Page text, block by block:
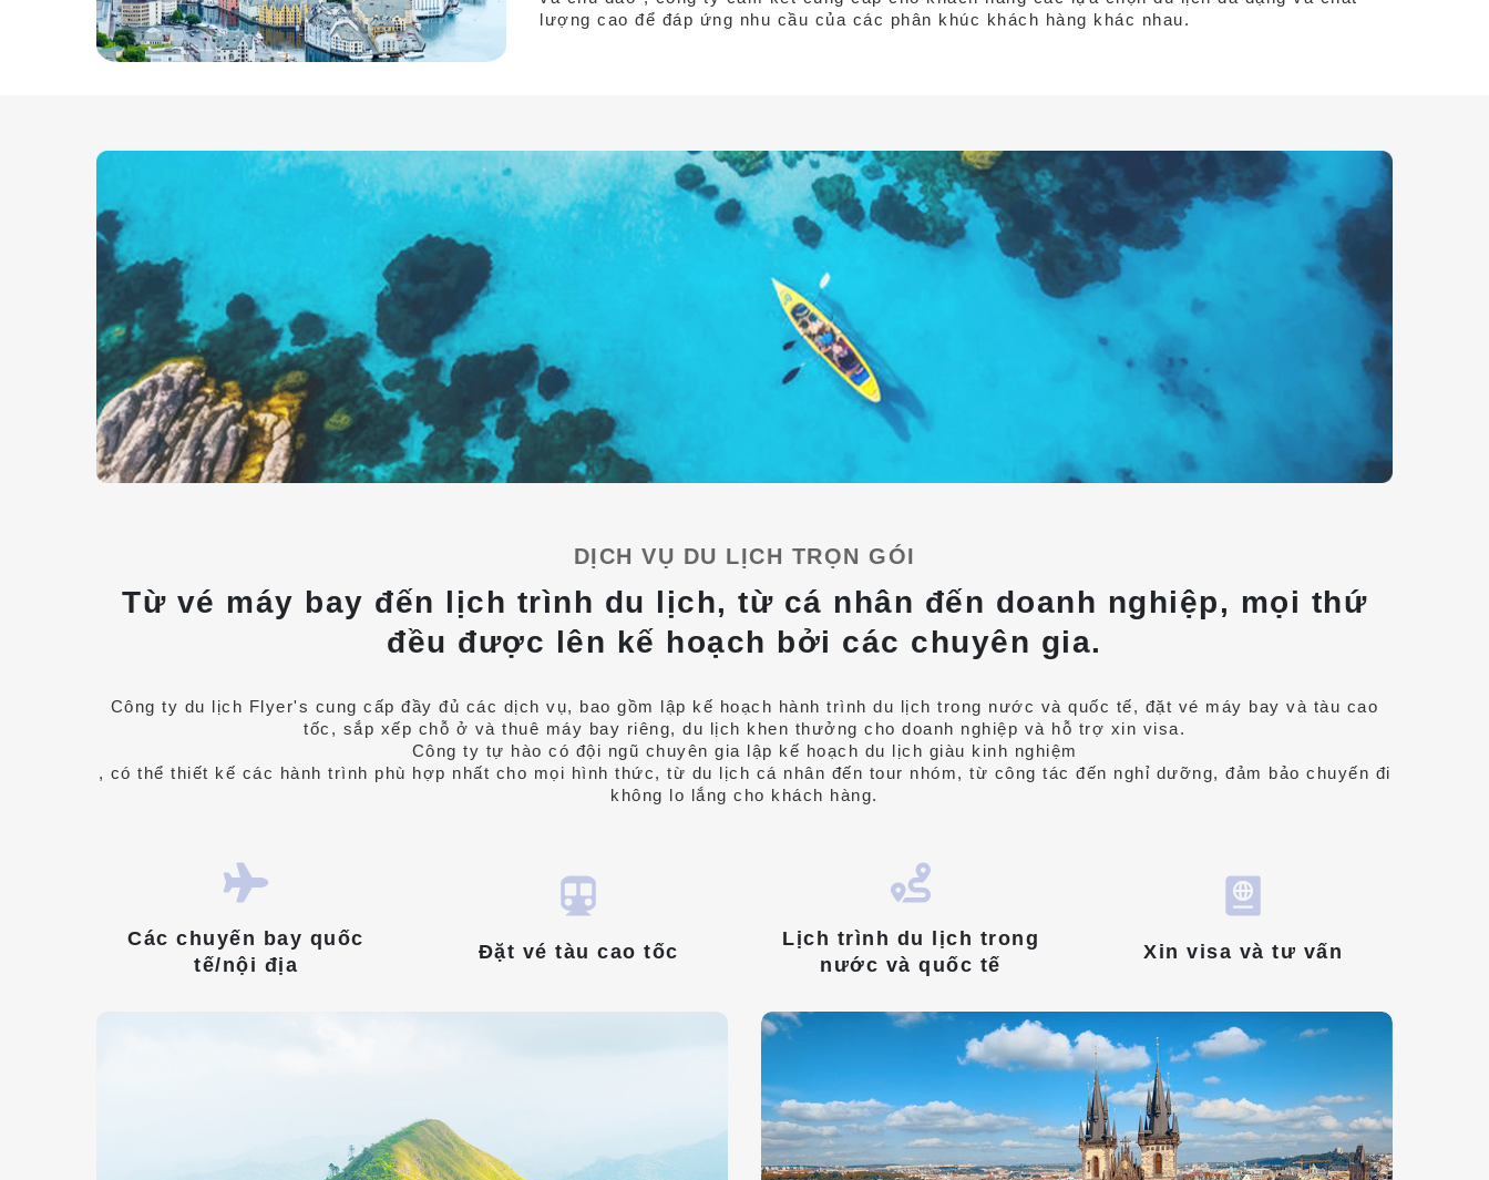
lượng cao để đáp ứng nhu cầu của các phân khúc khách hàng khác nhau.
DỊCH VỤ DU LỊCH TRỌN GÓI
Từ vé máy bay đến lịch trình du lịch, từ cá nhân đến doanh nghiệp, mọi thứ
đều được lên kế hoạch bởi các chuyên gia.
Công ty du lịch Flyer's cung cấp đầy đủ các dịch vụ, bao gồm lập kế hoạch hành trình du lịch trong nước và quốc tế, đặt vé máy bay và tàu cao
tốc, sắp xếp chỗ ở và thuê máy bay riêng, du lịch khen thưởng cho doanh nghiệp và hỗ trợ xin visa.
Công ty tự hào có đội ngũ chuyên gia lập kế hoạch du lịch giàu kinh nghiệm
, có thể thiết kế các hành trình phù hợp nhất cho mọi hình thức, từ du lịch cá nhân đến tour nhóm, từ công tác đến nghỉ dưỡng, đảm bảo chuyến đi
không lo lắng cho khách hàng.
Các chuyến bay quốc
tế/nội địa
Đặt vé tàu cao tốc
Lịch trình du lịch trong
nước và quốc tế
Xin visa và tư vấn